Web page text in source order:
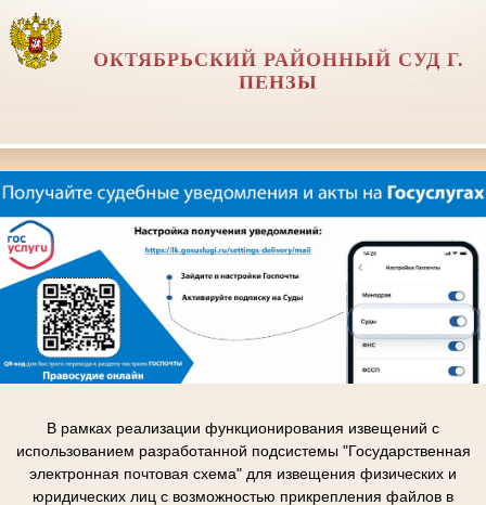
ОКТЯБРЬСКИЙ РАЙОННЫЙ СУД Г.
ПЕНЗЫ
В рамках реализации функционирования извещений с
использованием разработанной подсистемы "Государственная
электронная почтовая схема" для извещения физических и
юридических лиц с возможностью прикрепления файлов в